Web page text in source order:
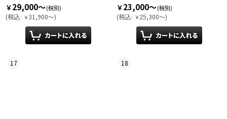
￥29,000～(税別)
(税込: ￥31,900～)
￥23,000～(税別)
(税込: ￥25,300～)
17 18